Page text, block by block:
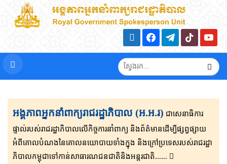
អង្គភាពអ្នកនាំពាក្យរាជរដ្ឋាភិបាល (អ.អ.រ) ជាសេនា​ធិ​កា​រ​​
ផ្ទាល់​របស់រាជរដ្ឋាភិ​បា​ល​លើ​កិច្ចការ​នាំពាក្យ និងព័ត៌មាន​ដើម្បីផ្សព្វ​ផ្សាយ​​
អំពីគោលបំណងនៃគោល​នយោបាយទាំងក្នុង និងក្រៅ​ប្រទេ​​ស​របស់រាជរដ្ឋា​
ភិ​បា​ល​កម្ពុជាទៅកាន់សាធារណជនជាតិនិងអន្តរជាតិ......